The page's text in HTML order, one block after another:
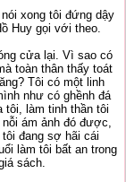
xong tôi đứng dậy
Huy gọi với theo.
cửa lại. Vì sao có
toàn thân thấy toát
Tôi có một linh
như có ghềnh đá
tôi, làm tinh thần tôi
ám ảnh đó được,
đang sợ hãi cái
làm tôi bất an trong
sách.